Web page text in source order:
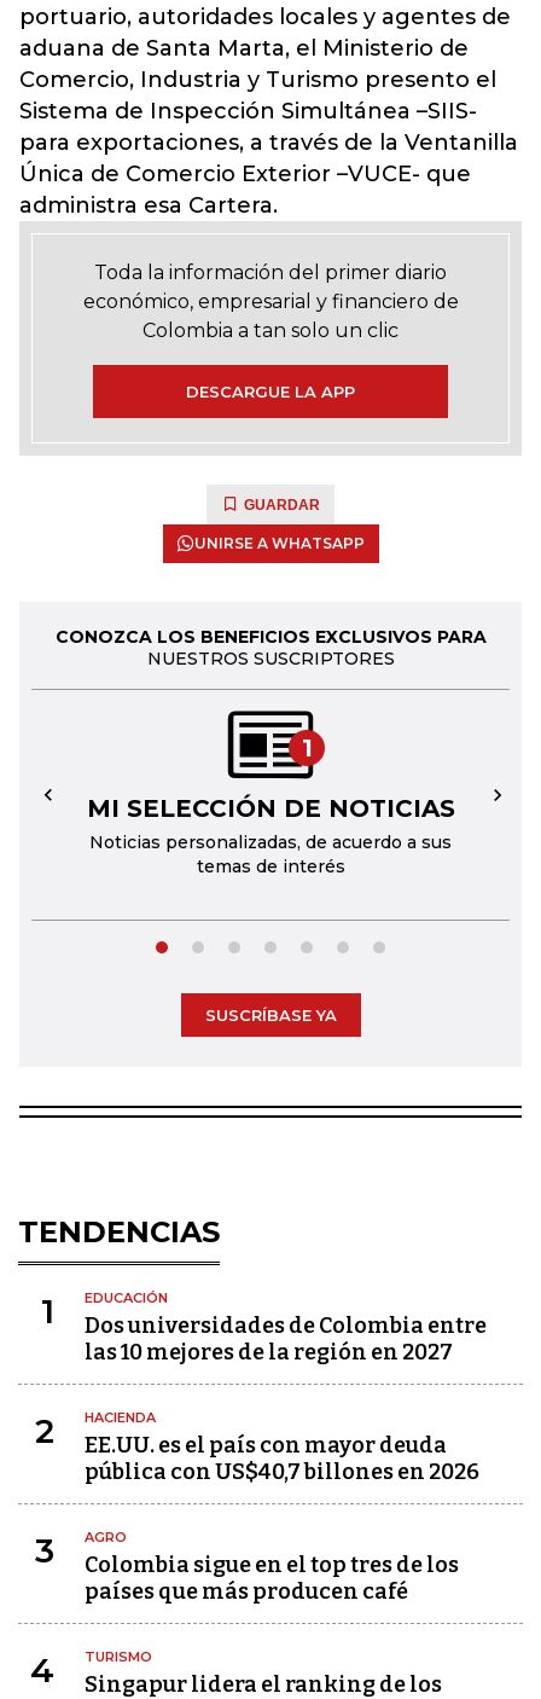
portuario, autoridades locales y agentes de
aduana de Santa Marta, el Ministerio de
Comercio, Industria y Turismo presento el
Sistema de Inspección Simultánea –SIIS-
para exportaciones, a través de la Ventanilla
Única de Comercio Exterior –VUCE- que
administra esa Cartera.
Toda la información del primer diario
económico, empresarial y financiero de
Colombia a tan solo un clic
DESCARGUE LA APP
GUARDAR
UNIRSE A WHATSAPP
CONOZCA LOS BENEFICIOS EXCLUSIVOS PARA
NUESTROS SUSCRIPTORES
1
MI SELECCIÓN DE NOTICIAS
Noticias personalizadas, de acuerdo a sus
temas de interés
← →
SUSCRÍBASE YA
TENDENCIAS
1 EDUCACIÓN
Dos universidades de Colombia entre
las 10 mejores de la región en 2027
2 HACIENDA
EE.UU. es el país con mayor deuda
pública con US$40,7 billones en 2026
3 AGRO
Colombia sigue en el top tres de los
países que más producen café
4 TURISMO
Singapur lidera el ranking de los